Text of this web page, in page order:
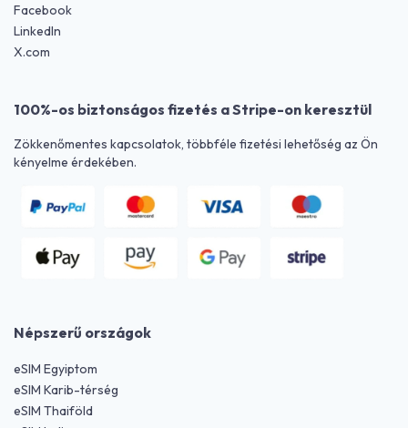
Facebook
LinkedIn
X.com
100%-os biztonságos fizetés a Stripe-on keresztül
Zökkenőmentes kapcsolatok, többféle fizetési lehetőség az Ön
kényelme érdekében.
Népszerű országok
eSIM Egyiptom
eSIM Karib-térség
eSIM Thaiföld